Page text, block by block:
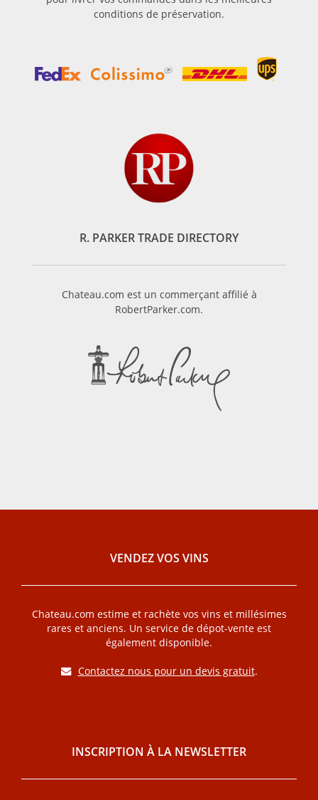
conditions de préservation.
R. PARKER TRADE DIRECTORY
Chateau.com est un commerçant affilié à
RobertParker.com.
VENDEZ VOS VINS
Chateau.com estime et rachète vos vins et millésimes
rares et anciens. Un service de dépot-vente est
également disponible.
Contactez nous pour un devis gratuit.
INSCRIPTION À LA NEWSLETTER